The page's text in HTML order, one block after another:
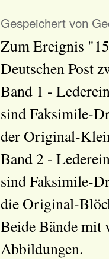
Gespeichert von
Zum Ereignis
Deutschen Post
Band 1 -
sind Faksimile-
der Original-
Band 2 -
sind Faksimile-
die Original-
Beide Bände
Abbildungen.